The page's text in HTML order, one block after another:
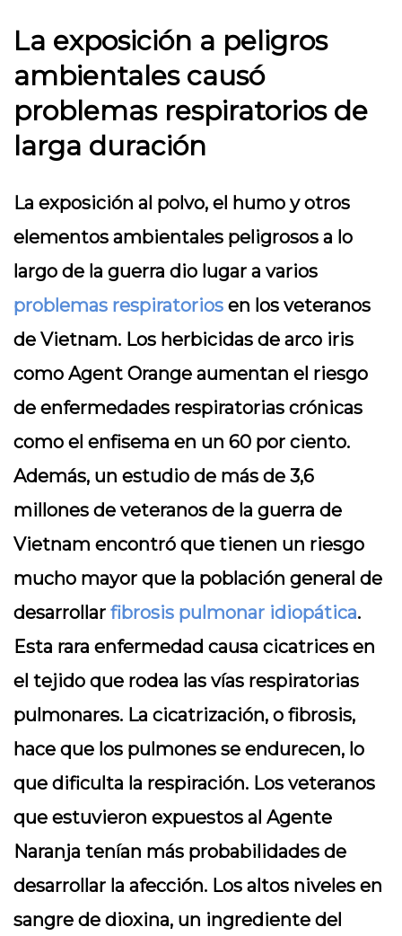
La exposición a peligros
ambientales causó
problemas respiratorios de
larga duración
La exposición al polvo, el humo y otros
elementos ambientales peligrosos a lo
largo de la guerra dio lugar a varios
problemas respiratorios en los veteranos
de Vietnam. Los herbicidas de arco iris
como Agent Orange aumentan el riesgo
de enfermedades respiratorias crónicas
como el enfisema en un 60 por ciento.
Además, un estudio de más de 3,6
millones de veteranos de la guerra de
Vietnam encontró que tienen un riesgo
mucho mayor que la población general de
desarrollar fibrosis pulmonar idiopática.
Esta rara enfermedad causa cicatrices en
el tejido que rodea las vías respiratorias
pulmonares. La cicatrización, o fibrosis,
hace que los pulmones se endurecen, lo
que dificulta la respiración. Los veteranos
que estuvieron expuestos al Agente
Naranja tenían más probabilidades de
desarrollar la afección. Los altos niveles en
sangre de dioxina, un ingrediente del